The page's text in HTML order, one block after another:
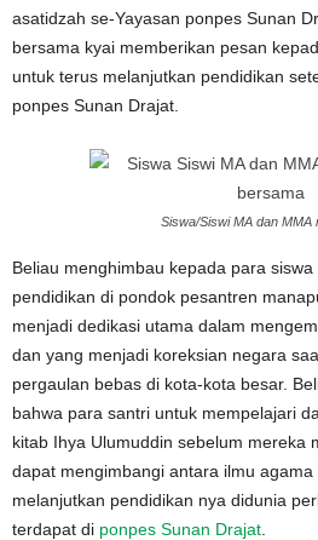
asatidzah se-Yayasan ponpes Sunan
bersama kyai memberikan pesan
untuk terus melanjutkan pendidikan
ponpes Sunan Drajat.
Siswa/Siswi MA dan MMA
Beliau menghimbau kepada para
pendidikan di pondok pesantren
menjadi dedikasi utama dalam
dan yang menjadi koreksian negara
pergaulan bebas di kota-kota besar.
bahwa para santri untuk mempelajari
kitab Ihya Ulumuddin sebelum mereka
dapat mengimbangi antara ilmu
melanjutkan pendidikan nya didunia
terdapat di ponpes Sunan Drajat